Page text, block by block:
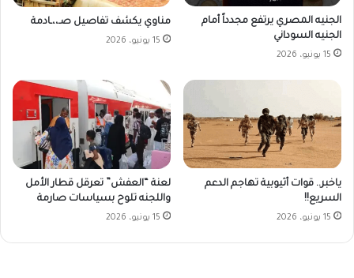
الجنيه المصري يرتفع مجدداً أمام
الجنيه السوداني
15 يونيو، 2026
مناوي يكشف تفاصيل صـ،،ـادمة
15 يونيو، 2026
ياخبر.. قوات أثيوبية تهاجم الدعم
السريع!!
15 يونيو، 2026
لعنة “العفش” تعرقل قطار الأمل
واللجنه تلوح بسياسات صارمة
15 يونيو، 2026